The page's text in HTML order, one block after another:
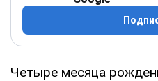
Четыре месяца